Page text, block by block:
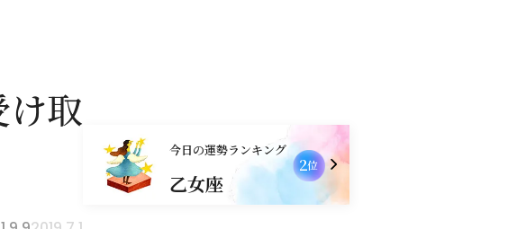
取
今日の運勢ランキング
乙女座
獅子座
2
3位